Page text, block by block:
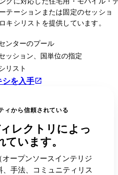
テーションまたは固定のセッショ
キシリストを提供しています。
ンターのプール
ッション、国単位の指定
リスト
シを入手
ィから信頼されている
レクトリによっ
ています。
ープンソースインテリジ
、手法、コミュニティリス